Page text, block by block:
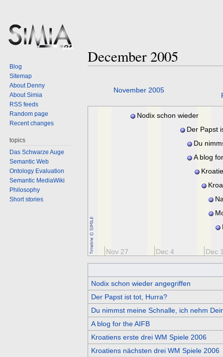
December 2005
November 2005
Nov 27 Dec 4 Dec
Nodix schon wieder
Der Papst
Du
ich nehm
A blog
Spiele
Nodix schon wieder angegriffen
Der Papst ist tot, Hurra?
Du nimmst meine Schnalle, ich nehm
A blog for the AIFB
Kroatiens erste drei WM Spiele 2006
Kroatiens nächsten drei WM Spiele 2006
Blog
Sitemap
About Denny
About Simia
RSS feeds
Random page
Recent changes
topics
Das Schwarze Auge
Semantic Web
Ontology Evaluation
Semantic MediaWiki
Philosophy
Short stories